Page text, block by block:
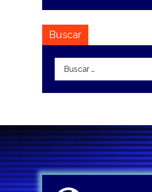
Buscar
Buscar: